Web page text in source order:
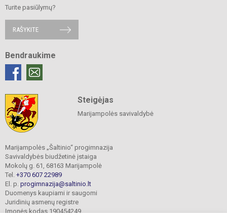
Turite pasiūlymų?
RAŠYKITE
Bendraukime
Steigėjas
Marijampolės savivaldybė
Marijampolės „Šaltinio“ progimnazija
Savivaldybės biudžetinė įstaiga
Mokolų g. 61, 68163 Marijampolė
Tel. +370 607 22989
El. p. progimnazija@saltinio.lt
Duomenys kaupiami ir saugomi
Juridinių asmenų registre
Įmonės kodas 190454249